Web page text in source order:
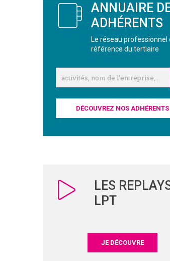
ANNUAIRE
ADHÉRENTS
Le réseau professionnel
référence du tertiaire
DÉCOUVREZ NOS ADHÉRENTS
LES
LPT
JE DÉCOUVRE